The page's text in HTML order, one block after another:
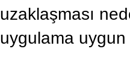
uzaklaşması
uygulama uygun